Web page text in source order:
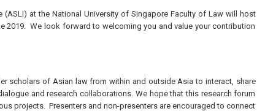
at the National University of Singapore Faculty of Law will host
2019. We look forward to welcoming you and value your contribution
scholars of Asian law from within and outside Asia to interact, share
and research collaborations. We hope that this research forum
projects. Presenters and non-presenters are encouraged to connect